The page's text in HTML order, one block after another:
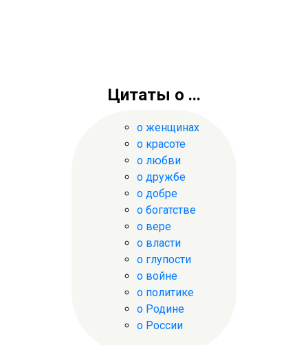
Цитаты о ...
о женщинах
о красоте
о любви
о дружбе
о добре
о богатстве
о вере
о власти
о глупости
о войне
о политике
о Родине
о России